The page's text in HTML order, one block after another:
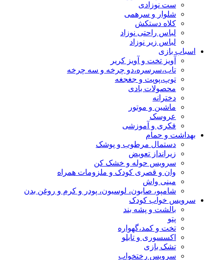
ست نوزادی
شلوار و سرهمی
کلاه دستکش
لباس راحتی نوزاد
لباس زیر نوزاد
اسباب بازی
آویز تخت و آویز کریر
تاب،سرسره،دو چرخه و سه چرخه
توپ،پوپت و جغجغه
محصولات بادی
دخترانه
ماشین و موتور
عروسک
فکری و آموزشی
بهداشت و حمام
دستمال مرطوب و پوشک
زیرانداز تعویض
سرویس حوله و خشک کن
وان و قصری کودک و ملزومات همراه
مینی واش
شامپو، صابون، لوسیون، پودر و کرم و روغن بدن
سرویس خواب کودک
بالشت و پشه بند
پتو
تخت و کمد،گهواره
اکسسوری و تابلو
تشک بازی
سرویس رختخواب